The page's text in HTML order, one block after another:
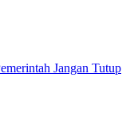
Jangan Tutup